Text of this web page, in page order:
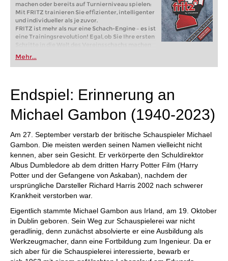
machen oder bereits auf Turnierniveau spielen:
Mit FRITZ trainieren Sie effizienter, intelligenter
und individueller als je zuvor.
FRITZ ist mehr als nur eine Schach-Engine – es ist
eine Trainingsrevolution! Egal, ob Sie Ihre ersten
Schritte in die Welt des Vereinsschachs machen
oder bereits auf Turnierniveau spielen: Mit
FRITZ trainieren Sie effizienter, intelligenter und
individueller als je zuvor.
Mehr...
Endspiel: Erinnerung an
Michael Gambon (1940-2023)
Am 27. September verstarb der britische Schauspieler Michael
Gambon. Die meisten werden seinen Namen vielleicht nicht
kennen, aber sein Gesicht. Er verkörperte den Schuldirektor
Albus Dumbledore ab dem dritten Harry Potter Film (Harry
Potter und der Gefangene von Askaban), nachdem der
ursprüngliche Darsteller Richard Harris 2002 nach schwerer
Krankheit verstorben war.
Eigentlich stammte Michael Gambon aus Irland, am 19. Oktober
in Dublin geboren. Sein Weg zur Schauspielerei war nicht
geradlinig, denn zunächst absolvierte er eine Ausbildung als
Werkzeugmacher, dann eine Fortbildung zum Ingenieur. Da er
sich aber für die Schauspielerei interessierte, bewarb er